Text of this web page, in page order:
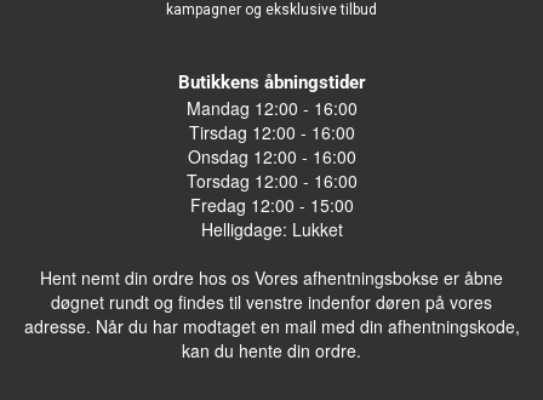
kampagner og eksklusive tilbud
Butikkens åbningstider
Mandag 12:00 - 16:00
Tirsdag 12:00 - 16:00
Onsdag 12:00 - 16:00
Torsdag 12:00 - 16:00
Fredag 12:00 - 15:00
Helligdage: Lukket
Hent nemt din ordre hos os Vores afhentningsbokse er åbne
døgnet rundt og findes til venstre indenfor døren på vores
adresse. Når du har modtaget en mail med din afhentningskode,
kan du hente din ordre.